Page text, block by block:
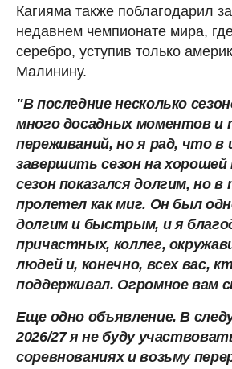
Кагияма также поблагодарил
недавнем чемпионате мира,
серебро, уступив только
Малинину.
"В последние несколько
много досадных моментов и
переживаний, но я рад, что в
завершить сезон на
сезон показался долгим, но
пролетел как миг. Он был
долгим и быстрым, и я
причастных, коллег,
людей и, конечно, всех вас,
поддерживал. Огромное вам
Еще одно объявление. В
2026/27 я не буду
соревнованиях и возьму